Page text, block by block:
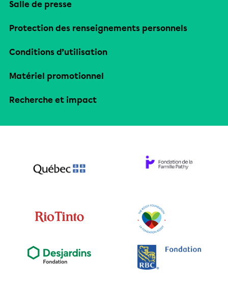
Salle de presse
Protection des renseignements personnels
Conditions d’utilisation
Matériel promotionnel
Recherche et impact